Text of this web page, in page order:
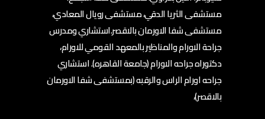
مستشفى الثريا الدقي، مستشفى رويال المعادي،
مستشفى شفا الاورمان بالاقصر.استشاري ومدرس
جراحة الاورام والمناظير بالمعهد القومي للاورام،
دكتوراه جراحه الاورام (جامعة القاهره). استشاري
جراحه اورام الراس والرقبه (بمستشفى شفا الاورمان
بالاقصر)،